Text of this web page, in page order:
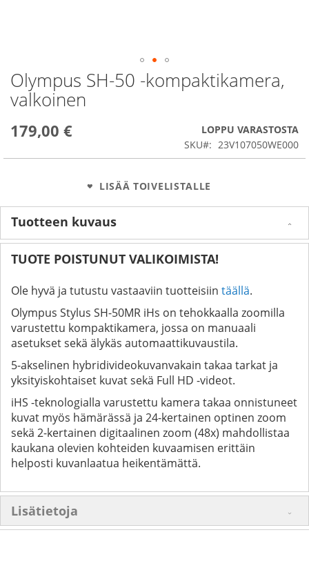
Olympus SH-50 -kompaktikamera,
valkoinen
179,00 €
LOPPU VARASTOSTA
SKU
23V107050WE000
LISÄÄ TOIVELISTALLE
Skip
to
the
of
Tuotteen kuvaus
TUOTE POISTUNUT VALIKOIMISTA!
Ole hyvä ja tutustu vastaaviin tuotteisiin täällä.
Olympus Stylus SH-50MR iHs on tehokkaalla zoomilla
varustettu kompaktikamera, jossa on manuaali
asetukset sekä älykäs automaattikuvaustila.
5-akselinen hybridivideokuvanvakain takaa tarkat ja
yksityiskohtaiset kuvat sekä Full HD -videot.
iHS -teknologialla varustettu kamera takaa onnistuneet
kuvat myös hämärässä ja 24-kertainen optinen zoom
sekä 2-kertainen digitaalinen zoom (48x) mahdollistaa
kaukana olevien kohteiden kuvaamisen erittäin
helposti kuvanlaatua heikentämättä.
Lisätietoja